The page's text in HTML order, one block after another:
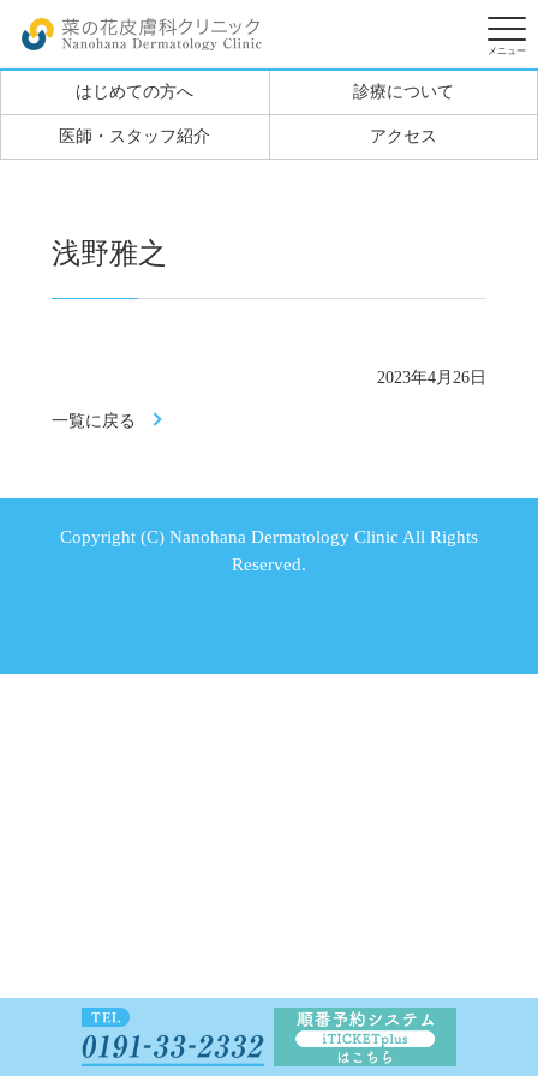
はじめての方へ 診療について
医師・スタッフ紹介 アクセス
浅野雅之
2023年4月26日
一覧に戻る
Copyright (C) Nanohana Dermatology Clinic All Rights
Reserved.